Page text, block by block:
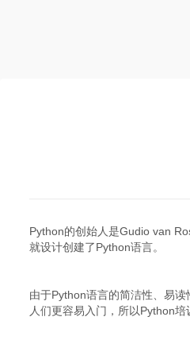
Python的创始人是Gudio van
就设计创建了Python语言。
由于Python语言的简洁性、易
人们更容易入门，所以Python培